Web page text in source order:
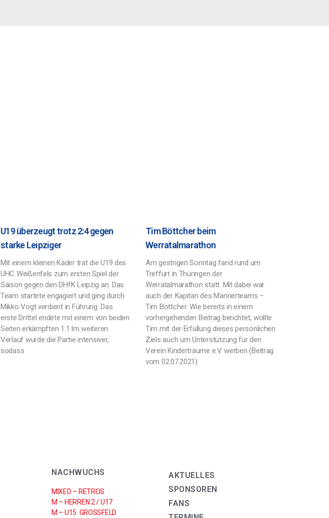
U19 überzeugt trotz 2:4 gegen
starke Leipziger
Mit einem kleinen Kader trat die U19 des
UHC Weißenfels zum ersten Spiel der
Saison gegen den DHfK Leipzig an. Das
Team startete engagiert und ging durch
Mikko Vogt verdient in Führung. Das
erste Drittel endete mit einem von beiden
Seiten erkämpften 1:1.Im weiteren
Verlauf wurde die Partie intensiver,
sodass
Tim Böttcher beim
Werratalmarathon
Am gestrigen Sonntag fand rund um
Treffurt in Thüringen der
Werratalmarathon statt. Mit dabei war
auch der Kapitän des Männerteams –
Tim Böttcher. Wie bereits in einem
vorhergehenden Beitrag berichtet, wollte
Tim mit der Erfüllung dieses persönlichen
Ziels auch um Unterstützung für den
Verein Kinderträume e.V. werben (Beitrag
vom 02.07.2021).
NACHWUCHS
MIXED – RETROS
M – HERREN 2 / U17
M – U15 GROSSFELD
AKTUELLES
SPONSOREN
FANS